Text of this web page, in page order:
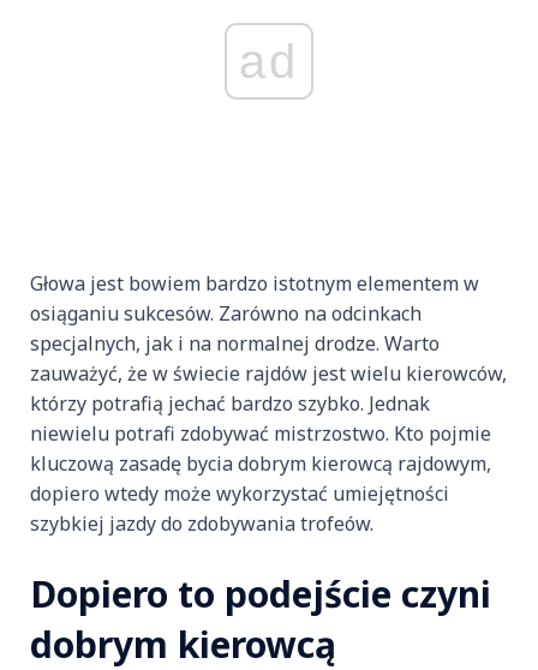
ad
Głowa jest bowiem bardzo istotnym elementem w
osiąganiu sukcesów. Zarówno na odcinkach
specjalnych, jak i na normalnej drodze. Warto
zauważyć, że w świecie rajdów jest wielu kierowców,
którzy potrafią jechać bardzo szybko. Jednak
niewielu potrafi zdobywać mistrzostwo. Kto pojmie
kluczową zasadę bycia dobrym kierowcą rajdowym,
dopiero wtedy może wykorzystać umiejętności
szybkiej jazdy do zdobywania trofeów.
Dopiero to podejście czyni
dobrym kierowcą